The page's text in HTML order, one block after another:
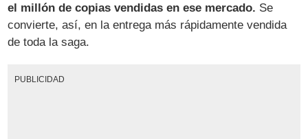
el millón de copias vendidas en ese mercado. Se
convierte, así, en la entrega más rápidamente vendida
de toda la saga.
PUBLICIDAD